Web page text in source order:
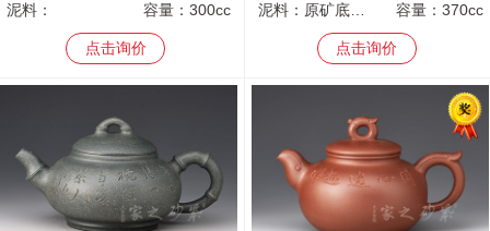
容量：300cc
泥料：
点击询价
容量：370cc
泥料： 原矿底槽青
点击询价